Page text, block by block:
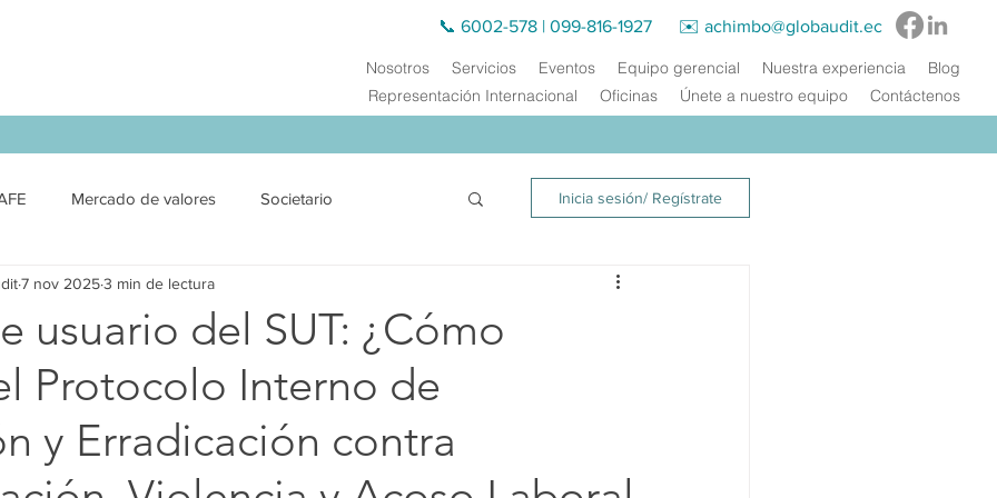
📞 6002-578 | 099-816-1927‬ ✉️ achimbo@globaudit.ec
Nosotros Servicios Eventos Equipo gerencial Nuestra experiencia
Blog
Representación Internacional
Oficinas Únete a nuestro equipo Contáctenos
Mercado de valores Societario
Financiero y SEPS
Derecho Público Energía Eléctrica Energética
de Transferencia
Inicia sesión/ Regístrate
usuario del SUT: ¿Cómo
Protocolo Interno de
y Erradicación contra
7 nov 20253 min de lectura